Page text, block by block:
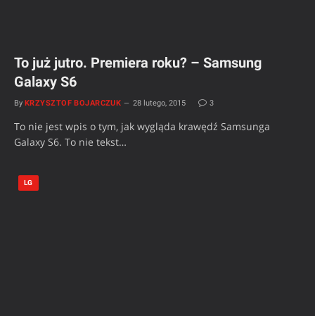
To już jutro. Premiera roku? – Samsung
Galaxy S6
By KRZYSZTOF BOJARCZUK 28 lutego, 2015 3
To nie jest wpis o tym, jak wygląda krawędź Samsunga
Galaxy S6. To nie tekst…
LG